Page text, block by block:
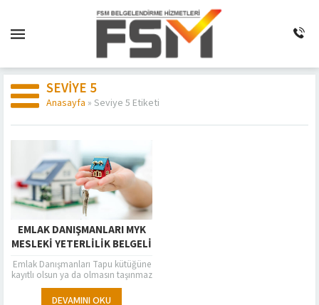
SEVIYE 5
Anasayfa » Seviye 5 Etiketi
EMLAK DANIŞMANLARI MYK
MESLEKI YETERLILIK BELGELI
OLACAK
Emlak Danışmanları Tapu kütüğüne
kayıtlı olsun ya da olmasın taşınmaz
alım satımı ve kiralanması ile tapu
işlemlerine aracılık eden,
DEVAMINI OKU